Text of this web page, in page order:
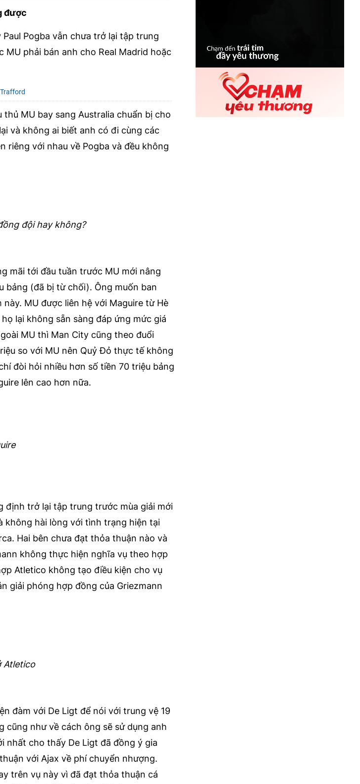
được
Pogba vẫn chưa trở lại tập trung
MU phải bán anh cho Real Madrid hoặc
MU bay sang Australia chuẩn bị cho
và không ai biết anh có đi cùng các
riêng với nhau về Pogba và đều không
đội hay không?
mãi tới đầu tuần trước MU mới nâng
bảng (đã bị từ chối). Ông muốn ban
MU được liên hệ với Maguire từ Hè
lại không sẵn sàng đáp ứng mức giá
MU thì Man City cũng theo đuổi
so với MU nên Quỷ Đỏ thực tế không
đòi hỏi nhiều hơn số tiền 70 triệu bảng
lên cao hơn nữa.
định trở lại tập trung trước mùa giải mới
không hài lòng với tình trạng hiện tại
Hai bên chưa đạt thỏa thuận nào và
không thực hiện nghĩa vụ theo hợp
Atletico không tạo điều kiện cho vụ
giải phóng hợp đồng của Griezmann
Atletico
đàm với De Ligt để nói với trung vệ 19
cũng như về cách ông sẽ sử dụng anh
nhất cho thấy De Ligt đã đồng ý gia
với Ajax về phí chuyển nhượng.
trên vụ này vì đã đạt thỏa thuận cá